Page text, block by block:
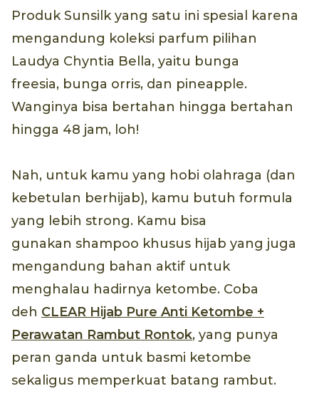
Produk Sunsilk yang satu ini spesial karena
mengandung koleksi parfum pilihan
Laudya Chyntia Bella, yaitu bunga
freesia, bunga orris, dan pineapple.
Wanginya bisa bertahan hingga bertahan
hingga 48 jam, loh!
Nah, untuk kamu yang hobi olahraga (dan
kebetulan berhijab), kamu butuh formula
yang lebih strong. Kamu bisa
gunakan shampoo khusus hijab yang juga
mengandung bahan aktif untuk
menghalau hadirnya ketombe. Coba
deh CLEAR Hijab Pure Anti Ketombe +
Perawatan Rambut Rontok, yang punya
peran ganda untuk basmi ketombe
sekaligus memperkuat batang rambut.